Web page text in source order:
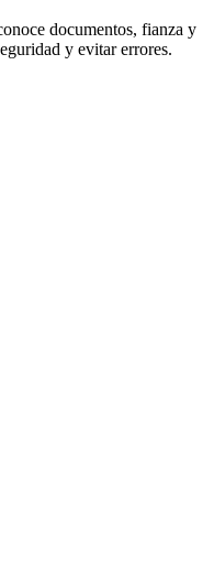
documentos, fianza y
y evitar errores.